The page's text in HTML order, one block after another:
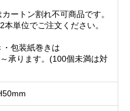
ートン割れ不可商品です。
本単位でご注文ください。
包装紙巻きは
承ります。(100個未満は対